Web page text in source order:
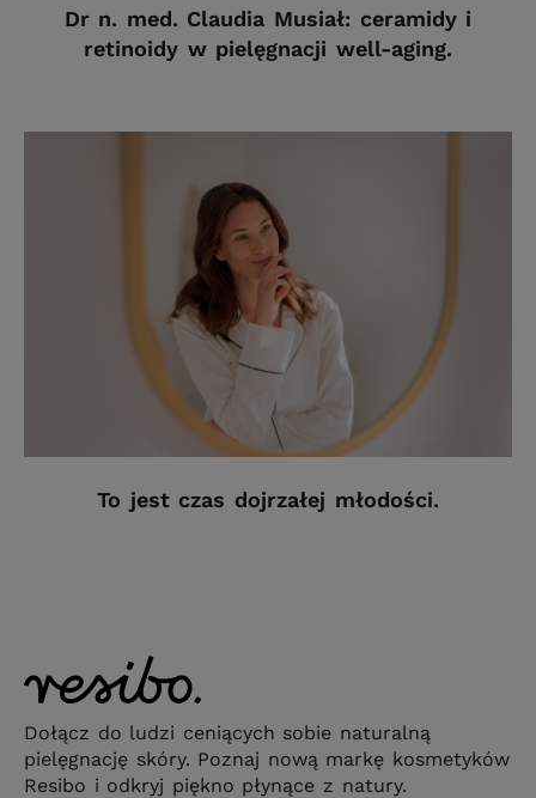
Dr n. med. Claudia Musiał: ceramidy i
retinoidy w pielęgnacji well-aging.
To jest czas dojrzałej młodości.
Dołącz do ludzi ceniących sobie naturalną
pielęgnację skóry. Poznaj nową markę kosmetyków
Resibo i odkryj piękno płynące z natury.